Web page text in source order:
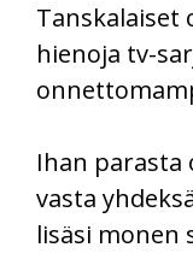
Tanskalaiset
hienoja tv-
Ihan parasta
vasta
lisäsi monen